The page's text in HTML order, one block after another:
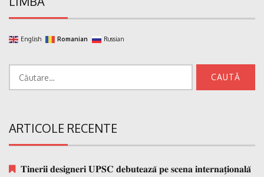
English Romanian Russian
ARTICOLE RECENTE
𝐓𝐢𝐧𝐞𝐫𝐢𝐢 𝐝𝐞𝐬𝐢𝐠𝐧𝐞𝐫𝐢 𝐔𝐏𝐒𝐂 𝐝𝐞𝐛𝐮𝐭𝐞𝐚𝐳𝐚̆ 𝐩𝐞 𝐬𝐜𝐞𝐧𝐚 𝐢𝐧𝐭𝐞𝐫𝐧𝐚𝐭̗𝐢𝐨𝐧𝐚𝐥𝐚̆